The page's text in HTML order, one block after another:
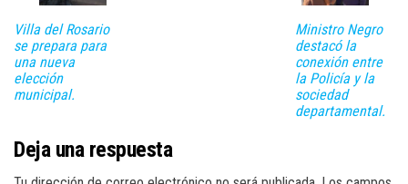
Villa del Rosario
se prepara para
una nueva
elección
municipal.
Ministro Negro
destacó la
conexión entre
la Policía y la
sociedad
departamental.
Deja una respuesta